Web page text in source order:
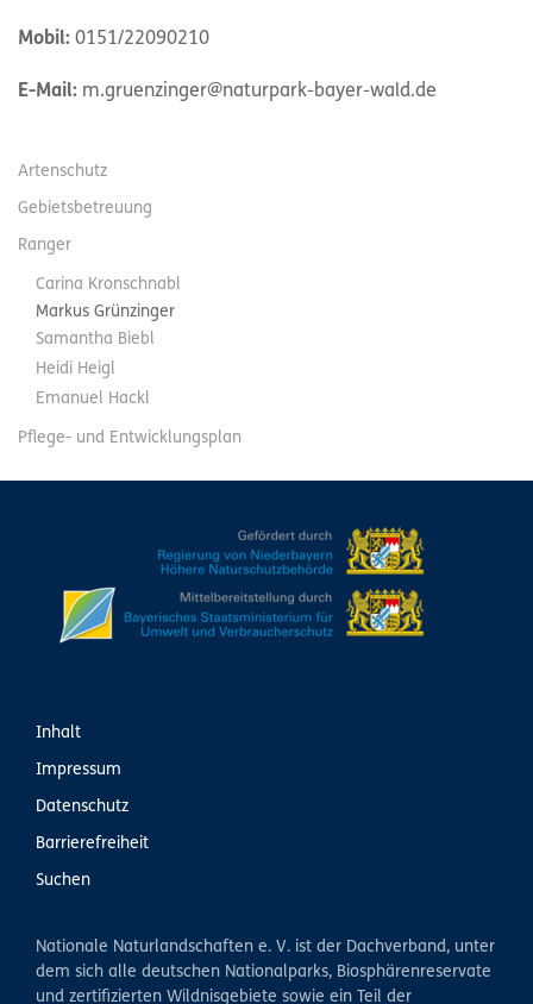
Mobil: 0151/22090210
E-Mail: m.gruenzinger@naturpark-bayer-wald.de
Artenschutz
Gebietsbetreuung
Ranger
Carina Kronschnabl
Markus Grünzinger
Samantha Biebl
Heidi Heigl
Emanuel Hackl
Pflege- und Entwicklungsplan
Inhalt
Impressum
Datenschutz
Barrierefreiheit
Suchen
Nationale Naturlandschaften e. V. ist der Dachverband, unter
dem sich alle deutschen Nationalparks, Biosphärenreservate
und zertifizierten Wildnisgebiete sowie ein Teil der